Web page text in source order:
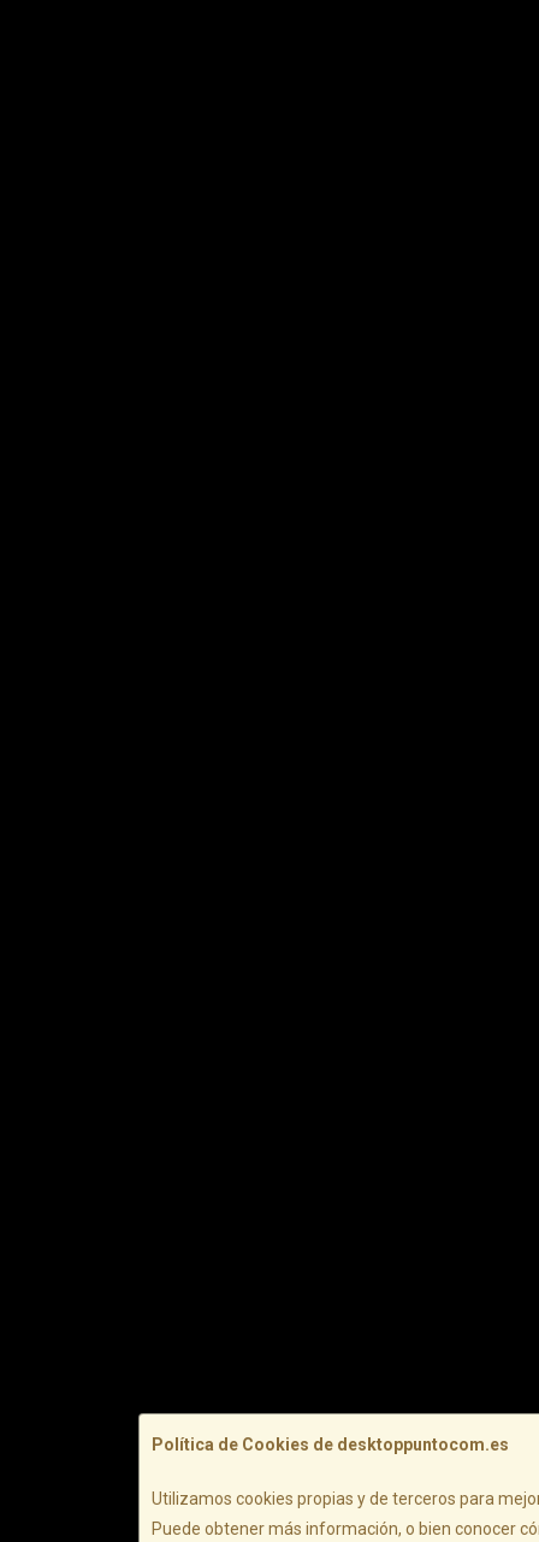
Política de Cookies de desktoppuntocom.es
Utilizamos cookies propias y de terceros para
Puede obtener más información, o bien conocer